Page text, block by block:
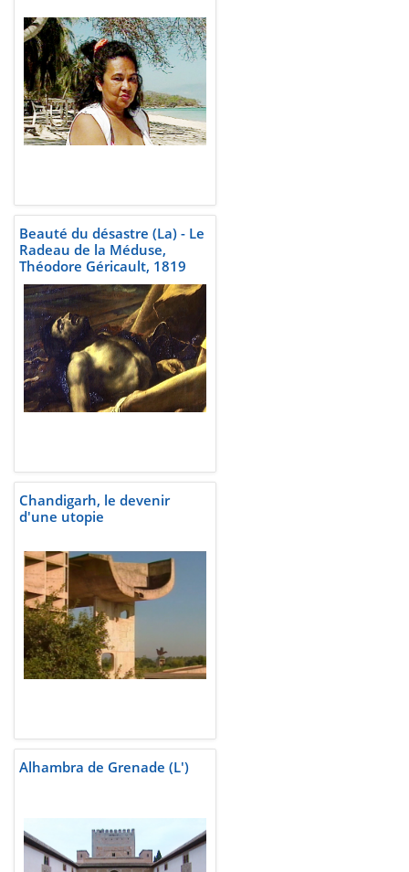
Beauté du désastre (La) - Le
Radeau de la Méduse,
Théodore Géricault, 1819
Chandigarh, le devenir
d'une utopie
Alhambra de Grenade (L')